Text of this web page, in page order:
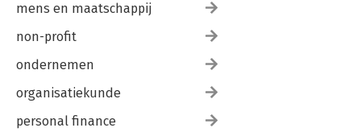
mens en maatschappij
non-profit
ondernemen
organisatiekunde
personal finance